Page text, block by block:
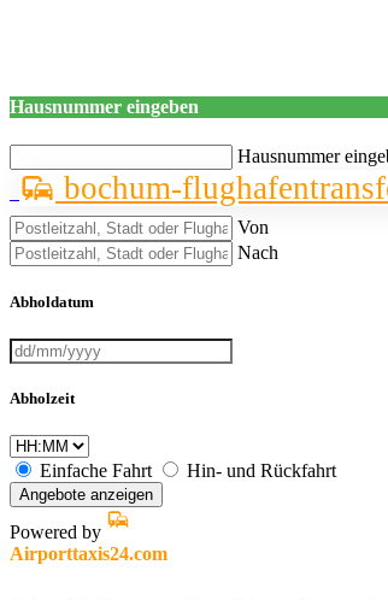
Hausnummer eingeben
Hausnummer
bochum-
Von
Nach
Abholdatum
Abholzeit
Einfache Fahrt Hin- und Rückfahrt
Angebote anzeigen
Powered by
Airporttaxis24.com